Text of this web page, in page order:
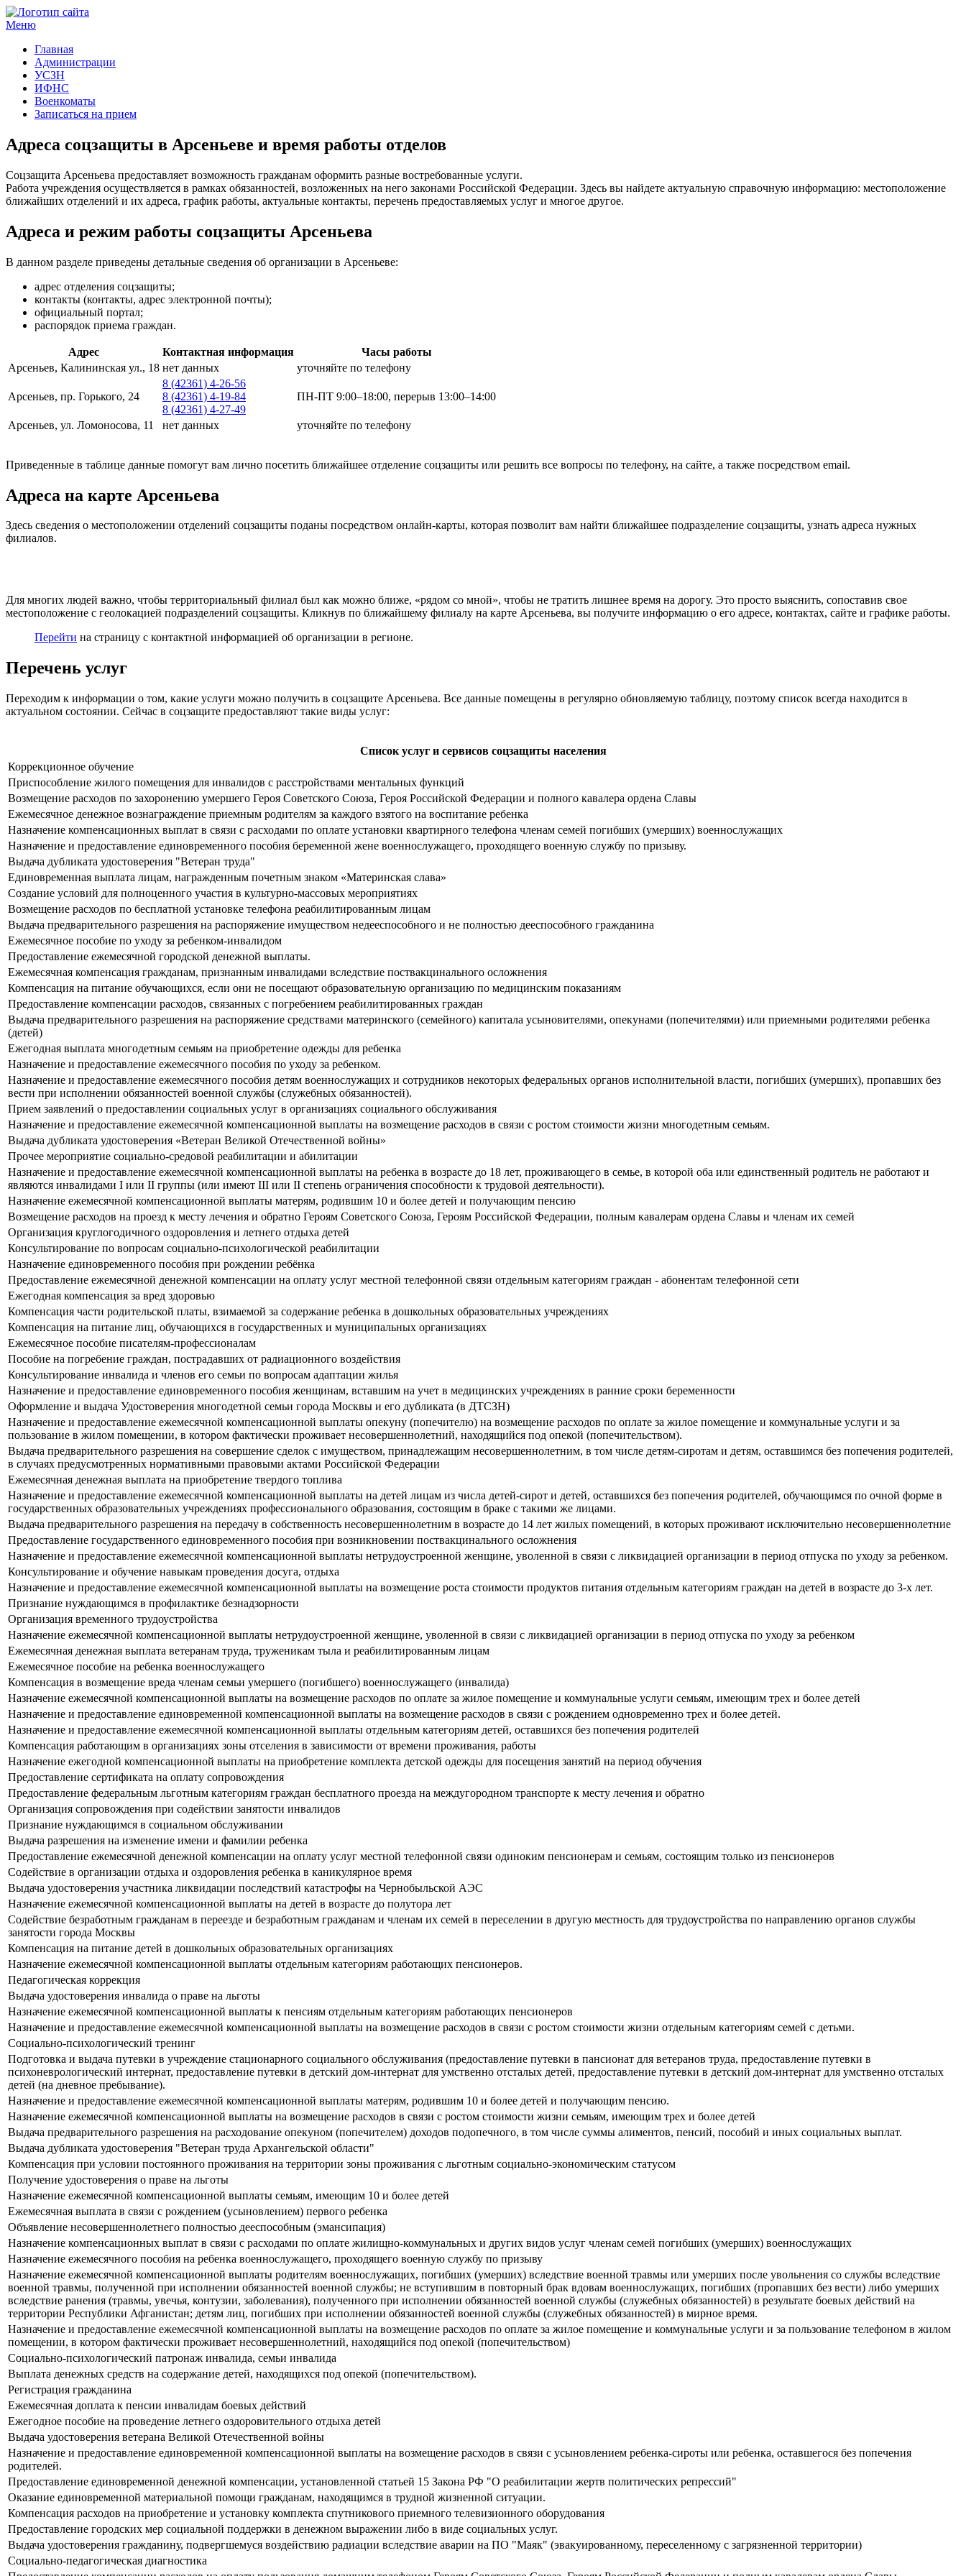
Меню
Главная
Администрации
УСЗН
ИФНС
Военкоматы
Записаться на прием
Адреса соцзащиты в Арсеньеве и время работы отделов
Соцзащита Арсеньева предоставляет возможность гражданам оформить разные востребованные услуги.
Работа учреждения осуществляется в рамках обязанностей, возложенных на него законами Российской Федерации. Здесь вы найдете актуальную справочную информацию: местоположение
ближайших отделений и их адреса, график работы, актуальные контакты, перечень предоставляемых услуг и многое другое.
Адреса и режим работы соцзащиты Арсеньева
В данном разделе приведены детальные сведения об организации в Арсеньеве:
адрес отделения соцзащиты;
контакты (контакты, адрес электронной почты);
официальный портал;
распорядок приема граждан.
Адрес Контактная информация
Часы работы
Арсеньев, Калининская ул., 18 нет данных уточняйте по телефону
Арсеньев, пр. Горького, 24
8 (42361) 4-26-56
8 (42361) 4-19-84
8 (42361) 4-27-49
ПН-ПТ 9:00–18:00, перерыв 13:00–14:00
Арсеньев, ул. Ломоносова, 11 нет данных уточняйте по телефону
Приведенные в таблице данные помогут вам лично посетить ближайшее отделение соцзащиты или решить все вопросы по телефону, на сайте, а также посредством email.
Адреса на карте Арсеньева
Здесь сведения о местоположении отделений соцзащиты поданы посредством онлайн-карты, которая позволит вам найти ближайшее подразделение соцзащиты, узнать адреса нужных
филиалов.
Для многих людей важно, чтобы территориальный филиал был как можно ближе, «рядом со мной», чтобы не тратить лишнее время на дорогу. Это просто выяснить, сопоставив свое
местоположение с геолокацией подразделений соцзащиты. Кликнув по ближайшему филиалу на карте Арсеньева, вы получите информацию о его адресе, контактах, сайте и графике работы.
Перейти на страницу с контактной информацией об организации в регионе.
Перечень услуг
Переходим к информации о том, какие услуги можно получить в соцзащите Арсеньева. Все данные помещены в регулярно обновляемую таблицу, поэтому список всегда находится в
актуальном состоянии. Сейчас в соцзащите предоставляют такие виды услуг:
Список услуг и сервисов соцзащиты населения
Коррекционное обучение
Приспособление жилого помещения для инвалидов с расстройствами ментальных функций
Возмещение расходов по захоронению умершего Героя Советского Союза, Героя Российской Федерации и полного кавалера ордена Славы
Ежемесячное денежное вознаграждение приемным родителям за каждого взятого на воспитание ребенка
Назначение компенсационных выплат в связи с расходами по оплате установки квартирного телефона членам семей погибших (умерших) военнослужащих
Назначение и предоставление единовременного пособия беременной жене военнослужащего, проходящего военную службу по призыву.
Выдача дубликата удостоверения "Ветеран труда"
Единовременная выплата лицам, награжденным почетным знаком «Материнская слава»
Создание условий для полноценного участия в культурно-массовых мероприятиях
Возмещение расходов по бесплатной установке телефона реабилитированным лицам
Выдача предварительного разрешения на распоряжение имуществом недееспособного и не полностью дееспособного гражданина
Ежемесячное пособие по уходу за ребенком-инвалидом
Предоставление ежемесячной городской денежной выплаты.
Ежемесячная компенсация гражданам, признанным инвалидами вследствие поствакцинального осложнения
Компенсация на питание обучающихся, если они не посещают образовательную организацию по медицинским показаниям
Предоставление компенсации расходов, связанных с погребением реабилитированных граждан
Выдача предварительного разрешения на распоряжение средствами материнского (семейного) капитала усыновителями, опекунами (попечителями) или приемными родителями ребенка
(детей)
Ежегодная выплата многодетным семьям на приобретение одежды для ребенка
Назначение и предоставление ежемесячного пособия по уходу за ребенком.
Назначение и предоставление ежемесячного пособия детям военнослужащих и сотрудников некоторых федеральных органов исполнительной власти, погибших (умерших), пропавших без
вести при исполнении обязанностей военной службы (служебных обязанностей).
Прием заявлений о предоставлении социальных услуг в организациях социального обслуживания
Назначение и предоставление ежемесячной компенсационной выплаты на возмещение расходов в связи с ростом стоимости жизни многодетным семьям.
Выдача дубликата удостоверения «Ветеран Великой Отечественной войны»
Прочее мероприятие социально-средовой реабилитации и абилитации
Назначение и предоставление ежемесячной компенсационной выплаты на ребенка в возрасте до 18 лет, проживающего в семье, в которой оба или единственный родитель не работают и
являются инвалидами I или II группы (или имеют III или II степень ограничения способности к трудовой деятельности).
Назначение ежемесячной компенсационной выплаты матерям, родившим 10 и более детей и получающим пенсию
Возмещение расходов на проезд к месту лечения и обратно Героям Советского Союза, Героям Российской Федерации, полным кавалерам ордена Славы и членам их семей
Организация круглогодичного оздоровления и летнего отдыха детей
Консультирование по вопросам социально-психологической реабилитации
Назначение единовременного пособия при рождении ребёнка
Предоставление ежемесячной денежной компенсации на оплату услуг местной телефонной связи отдельным категориям граждан - абонентам телефонной сети
Ежегодная компенсация за вред здоровью
Компенсация части родительской платы, взимаемой за содержание ребенка в дошкольных образовательных учреждениях
Компенсация на питание лиц, обучающихся в государственных и муниципальных организациях
Ежемесячное пособие писателям-профессионалам
Пособие на погребение граждан, пострадавших от радиационного воздействия
Консультирование инвалида и членов его семьи по вопросам адаптации жилья
Назначение и предоставление единовременного пособия женщинам, вставшим на учет в медицинских учреждениях в ранние сроки беременности
Оформление и выдача Удостоверения многодетной семьи города Москвы и его дубликата (в ДТСЗН)
Назначение и предоставление ежемесячной компенсационной выплаты опекуну (попечителю) на возмещение расходов по оплате за жилое помещение и коммунальные услуги и за
пользование в жилом помещении, в котором фактически проживает несовершеннолетний, находящийся под опекой (попечительством).
Выдача предварительного разрешения на совершение сделок с имуществом, принадлежащим несовершеннолетним, в том числе детям-сиротам и детям, оставшимся без попечения родителей,
в случаях предусмотренных нормативными правовыми актами Российской Федерации
Ежемесячная денежная выплата на приобретение твердого топлива
Назначение и предоставление ежемесячной компенсационной выплаты на детей лицам из числа детей-сирот и детей, оставшихся без попечения родителей, обучающимся по очной форме в
государственных образовательных учреждениях профессионального образования, состоящим в браке с такими же лицами.
Выдача предварительного разрешения на передачу в собственность несовершеннолетним в возрасте до 14 лет жилых помещений, в которых проживают исключительно несовершеннолетние
Предоставление государственного единовременного пособия при возникновении поствакцинального осложнения
Назначение и предоставление ежемесячной компенсационной выплаты нетрудоустроенной женщине, уволенной в связи с ликвидацией организации в период отпуска по уходу за ребенком.
Консультирование и обучение навыкам проведения досуга, отдыха
Назначение и предоставление ежемесячной компенсационной выплаты на возмещение роста стоимости продуктов питания отдельным категориям граждан на детей в возрасте до 3-х лет.
Признание нуждающимся в профилактике безнадзорности
Организация временного трудоустройства
Назначение ежемесячной компенсационной выплаты нетрудоустроенной женщине, уволенной в связи с ликвидацией организации в период отпуска по уходу за ребенком
Ежемесячная денежная выплата ветеранам труда, труженикам тыла и реабилитированным лицам
Ежемесячное пособие на ребенка военнослужащего
Компенсация в возмещение вреда членам семьи умершего (погибшего) военнослужащего (инвалида)
Назначение ежемесячной компенсационной выплаты на возмещение расходов по оплате за жилое помещение и коммунальные услуги семьям, имеющим трех и более детей
Назначение и предоставление единовременной компенсационной выплаты на возмещение расходов в связи с рождением одновременно трех и более детей.
Назначение и предоставление ежемесячной компенсационной выплаты отдельным категориям детей, оставшихся без попечения родителей
Компенсация работающим в организациях зоны отселения в зависимости от времени проживания, работы
Назначение ежегодной компенсационной выплаты на приобретение комплекта детской одежды для посещения занятий на период обучения
Предоставление сертификата на оплату сопровождения
Предоставление федеральным льготным категориям граждан бесплатного проезда на междугородном транспорте к месту лечения и обратно
Организация сопровождения при содействии занятости инвалидов
Признание нуждающимся в социальном обслуживании
Выдача разрешения на изменение имени и фамилии ребенка
Предоставление ежемесячной денежной компенсации на оплату услуг местной телефонной связи одиноким пенсионерам и семьям, состоящим только из пенсионеров
Содействие в организации отдыха и оздоровления ребенка в каникулярное время
Выдача удостоверения участника ликвидации последствий катастрофы на Чернобыльской АЭС
Назначение ежемесячной компенсационной выплаты на детей в возрасте до полутора лет
Содействие безработным гражданам в переезде и безработным гражданам и членам их семей в переселении в другую местность для трудоустройства по направлению органов службы
занятости города Москвы
Компенсация на питание детей в дошкольных образовательных организациях
Назначение ежемесячной компенсационной выплаты отдельным категориям работающих пенсионеров.
Педагогическая коррекция
Выдача удостоверения инвалида о праве на льготы
Назначение ежемесячной компенсационной выплаты к пенсиям отдельным категориям работающих пенсионеров
Назначение и предоставление ежемесячной компенсационной выплаты на возмещение расходов в связи с ростом стоимости жизни отдельным категориям семей с детьми.
Социально-психологический тренинг
Подготовка и выдача путевки в учреждение стационарного социального обслуживания (предоставление путевки в пансионат для ветеранов труда, предоставление путевки в
психоневрологический интернат, предоставление путевки в детский дом-интернат для умственно отсталых детей, предоставление путевки в детский дом-интернат для умственно отсталых
детей (на дневное пребывание).
Назначение и предоставление ежемесячной компенсационной выплаты матерям, родившим 10 и более детей и получающим пенсию.
Назначение ежемесячной компенсационной выплаты на возмещение расходов в связи с ростом стоимости жизни семьям, имеющим трех и более детей
Выдача предварительного разрешения на расходование опекуном (попечителем) доходов подопечного, в том числе суммы алиментов, пенсий, пособий и иных социальных выплат.
Выдача дубликата удостоверения "Ветеран труда Архангельской области"
Компенсация при условии постоянного проживания на территории зоны проживания с льготным социально-экономическим статусом
Получение удостоверения о праве на льготы
Назначение ежемесячной компенсационной выплаты семьям, имеющим 10 и более детей
Ежемесячная выплата в связи с рождением (усыновлением) первого ребенка
Объявление несовершеннолетнего полностью дееспособным (эмансипация)
Назначение компенсационных выплат в связи с расходами по оплате жилищно-коммунальных и других видов услуг членам семей погибших (умерших) военнослужащих
Назначение ежемесячного пособия на ребенка военнослужащего, проходящего военную службу по призыву
Назначение ежемесячной компенсационной выплаты родителям военнослужащих, погибших (умерших) вследствие военной травмы или умерших после увольнения со службы вследствие
военной травмы, полученной при исполнении обязанностей военной службы; не вступившим в повторный брак вдовам военнослужащих, погибших (пропавших без вести) либо умерших
вследствие ранения (травмы, увечья, контузии, заболевания), полученного при исполнении обязанностей военной службы (служебных обязанностей) в результате боевых действий на
территории Республики Афганистан; детям лиц, погибших при исполнении обязанностей военной службы (служебных обязанностей) в мирное время.
Назначение и предоставление ежемесячной компенсационной выплаты на возмещение расходов по оплате за жилое помещение и коммунальные услуги и за пользование телефоном в жилом
помещении, в котором фактически проживает несовершеннолетний, находящийся под опекой (попечительством)
Социально-психологический патронаж инвалида, семьи инвалида
Выплата денежных средств на содержание детей, находящихся под опекой (попечительством).
Регистрация гражданина
Ежемесячная доплата к пенсии инвалидам боевых действий
Ежегодное пособие на проведение летнего оздоровительного отдыха детей
Выдача удостоверения ветерана Великой Отечественной войны
Назначение и предоставление единовременной компенсационной выплаты на возмещение расходов в связи с усыновлением ребенка-сироты или ребенка, оставшегося без попечения
родителей.
Предоставление единовременной денежной компенсации, установленной статьей 15 Закона РФ "О реабилитации жертв политических репрессий"
Оказание единовременной материальной помощи гражданам, находящимся в трудной жизненной ситуации.
Компенсация расходов на приобретение и установку комплекта спутникового приемного телевизионного оборудования
Предоставление городских мер социальной поддержки в денежном выражении либо в виде социальных услуг.
Выдача удостоверения гражданину, подвергшемуся воздействию радиации вследствие аварии на ПО "Маяк" (эвакуированному, переселенному с загрязненной территории)
Социально-педагогическая диагностика